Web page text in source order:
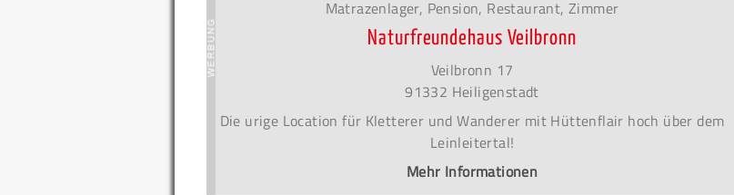
Matrazenlager, Pension, Restaurant, Zimmer
Naturfreundehaus Veilbronn
Veilbronn 17
91332 Heiligenstadt
Die urige Location für Kletterer und Wanderer mit Hüttenflair hoch über dem
Leinleitertal!
Mehr Informationen